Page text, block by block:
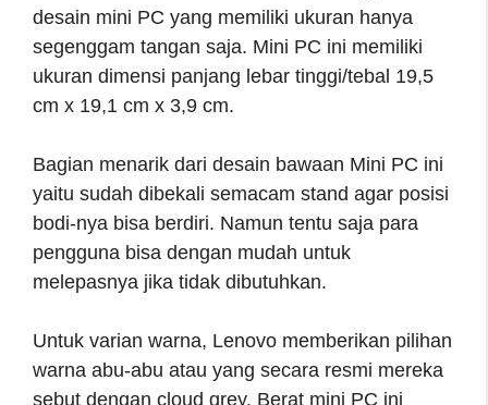
desain mini PC yang memiliki ukuran hanya
segenggam tangan saja. Mini PC ini memiliki
ukuran dimensi panjang lebar tinggi/tebal 19,5
cm x 19,1 cm x 3,9 cm.
Bagian menarik dari desain bawaan Mini PC ini
yaitu sudah dibekali semacam stand agar posisi
bodi-nya bisa berdiri. Namun tentu saja para
pengguna bisa dengan mudah untuk
melepasnya jika tidak dibutuhkan.
Untuk varian warna, Lenovo memberikan pilihan
warna abu-abu atau yang secara resmi mereka
sebut dengan cloud grey. Berat mini PC ini